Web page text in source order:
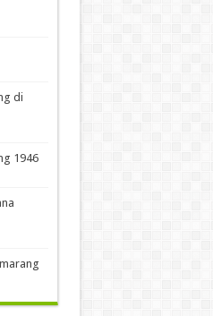
di
1946